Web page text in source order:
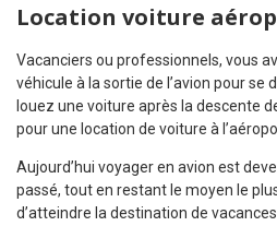
Location voiture
Vacanciers ou professionnels, vous
véhicule à la sortie de l’avion pour se
louez une voiture après la descente
pour une location de voiture à
Aujourd’hui voyager en avion est
passé, tout en restant le moyen le
d’atteindre la destination de